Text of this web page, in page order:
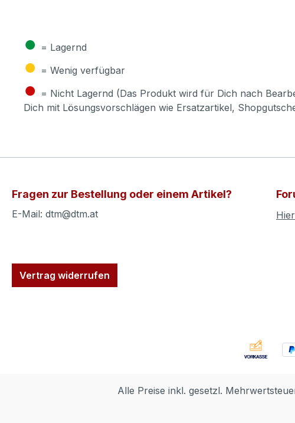
● = Lagernd
● = Wenig verfügbar
● = Nicht Lagernd (Das Produkt wird für Dich nach
Dich mit Lösungsvorschlägen wie Ersatzartikel,
Fragen zur Bestellung oder einem Artikel?
E-Mail: dtm@dtm.at
Vertrag widerrufen
Alle Preise inkl. gesetzl.